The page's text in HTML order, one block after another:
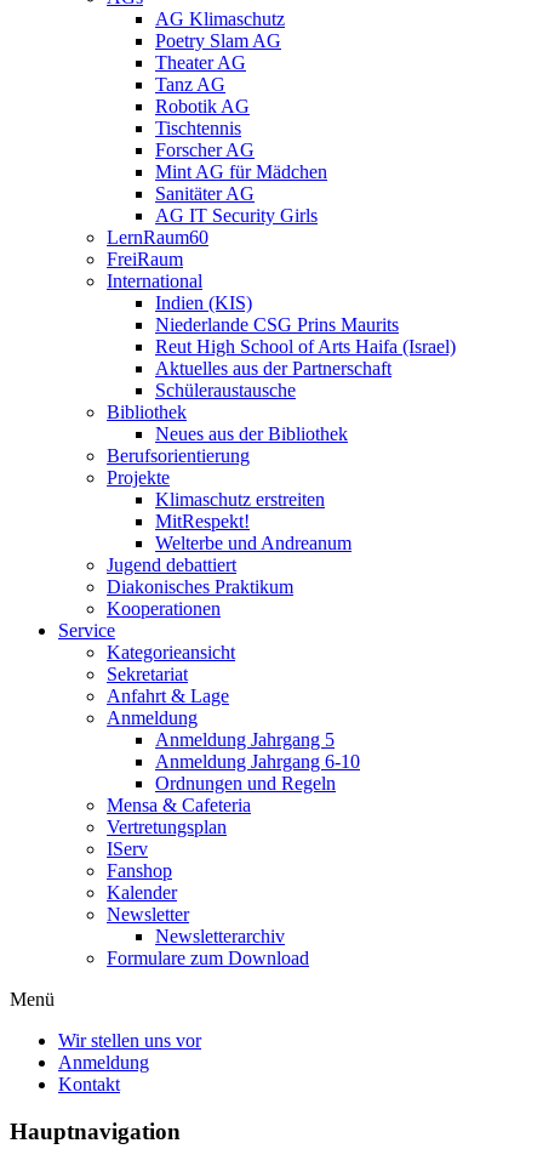
AG Klimaschutz
Poetry Slam AG
Theater AG
Tanz AG
Robotik AG
Tischtennis
Forscher AG
Mint AG für Mädchen
Sanitäter AG
AG IT Security Girls
LernRaum60
FreiRaum
International
Indien (KIS)
Niederlande CSG Prins Maurits
Reut High School of Arts Haifa (Israel)
Aktuelles aus der Partnerschaft
Schüleraustausche
Bibliothek
Neues aus der Bibliothek
Berufsorientierung
Projekte
Klimaschutz erstreiten
MitRespekt!
Welterbe und Andreanum
Jugend debattiert
Diakonisches Praktikum
Kooperationen
Service
Kategorieansicht
Sekretariat
Anfahrt & Lage
Anmeldung
Anmeldung Jahrgang 5
Anmeldung Jahrgang 6-10
Ordnungen und Regeln
Mensa & Cafeteria
Vertretungsplan
IServ
Fanshop
Kalender
Newsletter
Newsletterarchiv
Formulare zum Download
Menü
Wir stellen uns vor
Anmeldung
Kontakt
Hauptnavigation